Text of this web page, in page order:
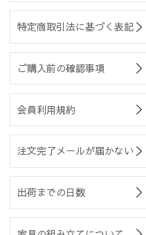
特定商取引法に基づく表記
ご購入前の確認事項
会員利用規約
注文完了メールが届かない
出荷までの日数